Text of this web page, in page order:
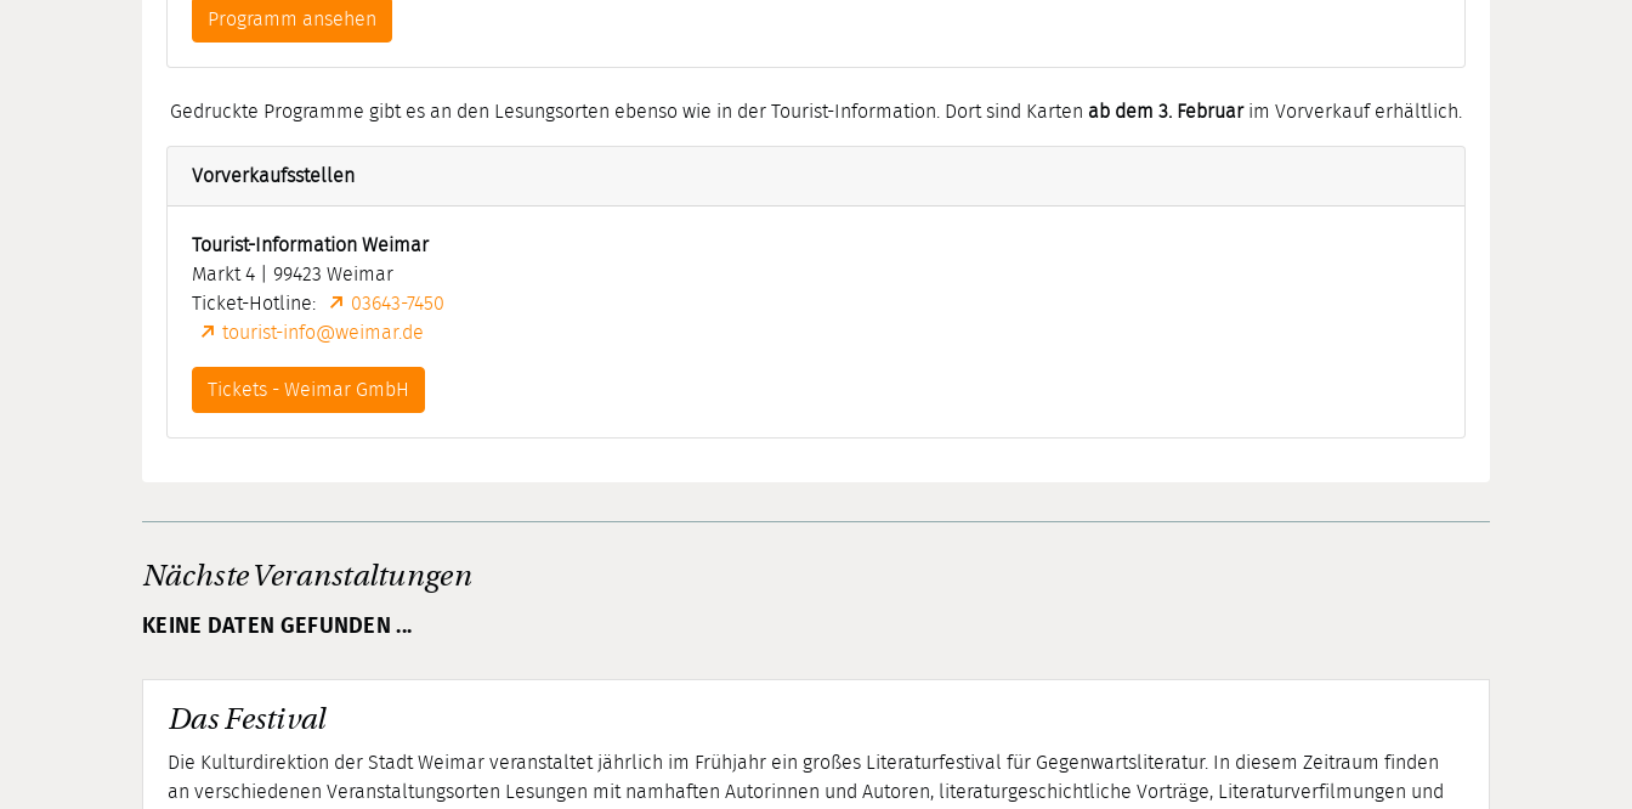
Programm ansehen
Gedruckte Programme gibt es an den Lesungsorten ebenso wie in der Tourist-Information. Dort sind Karten ab dem 3. Februarim Vorverkauf erhältlich.
Vorverkaufsstellen
Tourist-Information Weimar
Markt 4 | 99423 Weimar
Ticket-Hotline:
03643-7450
tourist-info@weimar.de
Tickets - Weimar GmbH
Nächste Veranstaltungen
KEINE DATEN GEFUNDEN ...
Das Festival
Die Kulturdirektion der Stadt Weimar veranstaltet jährlich im Frühjahr ein großes Literaturfestival für Gegenwartsliteratur. In diesem Zeitraum finden
an verschiedenen Veranstaltungsorten Lesungen mit namhaften Autorinnen und Autoren, literaturgeschichtliche Vorträge, Literaturverfilmungen und